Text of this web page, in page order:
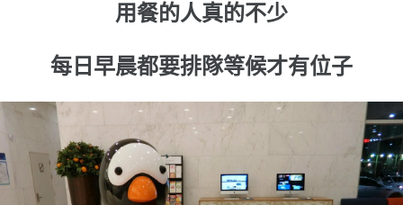
用餐的人真的不少
每日早晨都要排隊等候才有位子